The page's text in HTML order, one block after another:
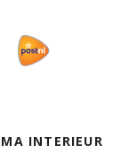
INTERIEUR